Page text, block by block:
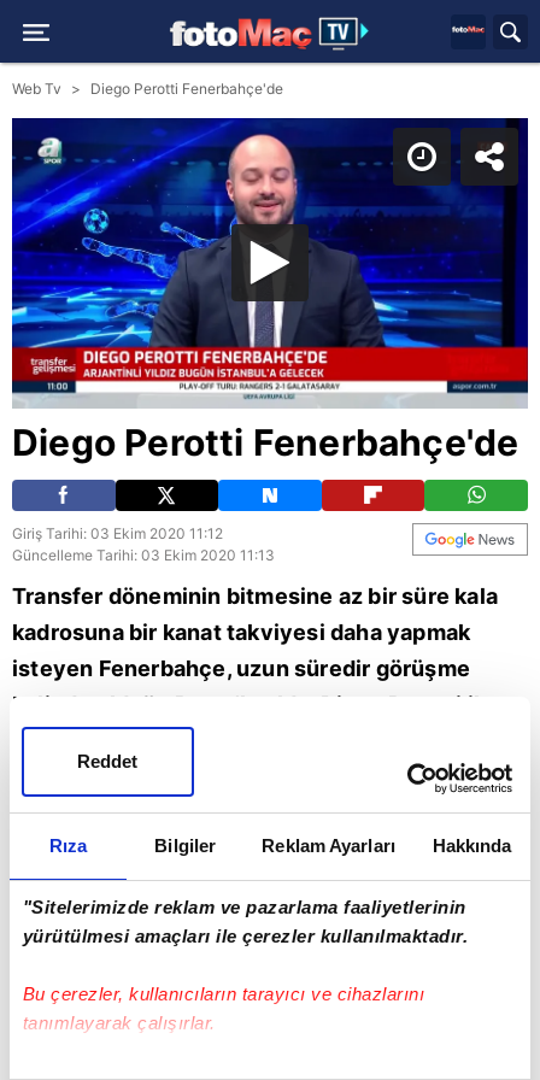
Rıza Bilgiler Reklam Ayarları Hakkında
"Sitelerimizde reklam ve pazarlama faaliyetlerinin
yürütülmesi amaçları ile çerezler kullanılmaktadır.
Bu çerezler, kullanıcıların tarayıcı ve cihazlarını
tanımlayarak çalışırlar.
Reddet
Web Tv Diego Perotti Fenerbahçe'de
Diego Perotti Fenerbahçe'de
Giriş Tarihi: 03 Ekim 2020 11:12
Güncelleme Tarihi: 03 Ekim 2020 11:13
Transfer döneminin bitmesine az bir süre kala
kadrosuna bir kanat takviyesi daha yapmak
isteyen Fenerbahçe, uzun süredir görüşme
halinde olduğu Roma'lı yıldız Diego Perotti ile
her konuda anlaşmaya vardı. Detayları A Spor
muhabiri Ahmet Selim Kul aktardı.
Fenerbahçe Spor